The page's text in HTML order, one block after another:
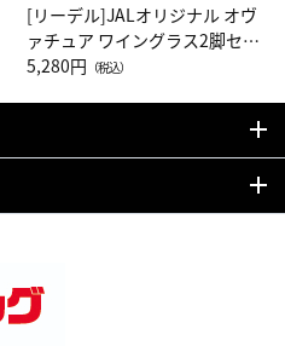
[リーデル]JALオリジナル オヴ
ァチュア ワイングラス2脚セッ
ト（レッドワイン）
5,280円 （税込）